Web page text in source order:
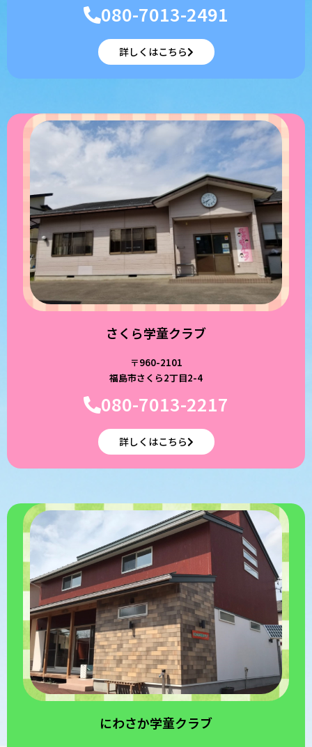
080-7013-2491
詳しくはこちら
さくら学童クラブ
〒960-2101
福島市さくら2丁目2-4
080-7013-2217
詳しくはこちら
にわさか学童クラブ